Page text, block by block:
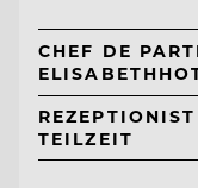
CHEF DE PARTIE -
TEILZEIT